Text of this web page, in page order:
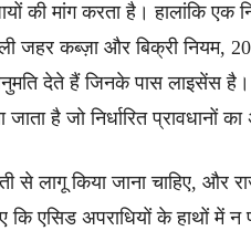
की मांग करता है। हालांकि एक
कब्ज़ा और बिक्री नियम,
देते हैं जिनके पास लाइसेंस है।
है जो निर्धारित प्रावधानों
से लागू किया जाना चाहिए, और
कि एसिड अपराधियों के हाथों में